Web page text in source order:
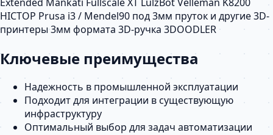
HICTOP Prusa i3 / Mendel90 под 3мм пруток и другие 3D-
принтеры 3мм формата 3D-ручка 3DOODLER
Ключевые преимущества
Надежность в промышленной эксплуатации
Подходит для интеграции в существующую
инфраструктуру
Оптимальный выбор для задач автоматизации